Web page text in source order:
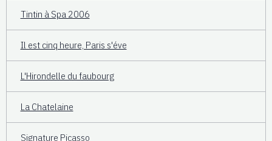
Tintin à Spa 2006
Il est cinq heure, Paris s'éve
L'Hirondelle du faubourg
La Chatelaine
Signature Picasso